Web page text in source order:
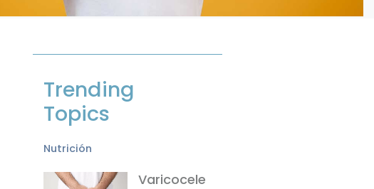
Trending
Topics
Nutrición
Varicocele